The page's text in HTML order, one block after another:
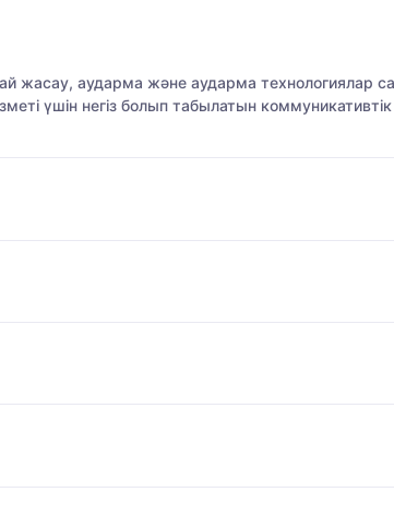
жасау, аударма және аударма технологиялар
үшін негіз болып табылатын